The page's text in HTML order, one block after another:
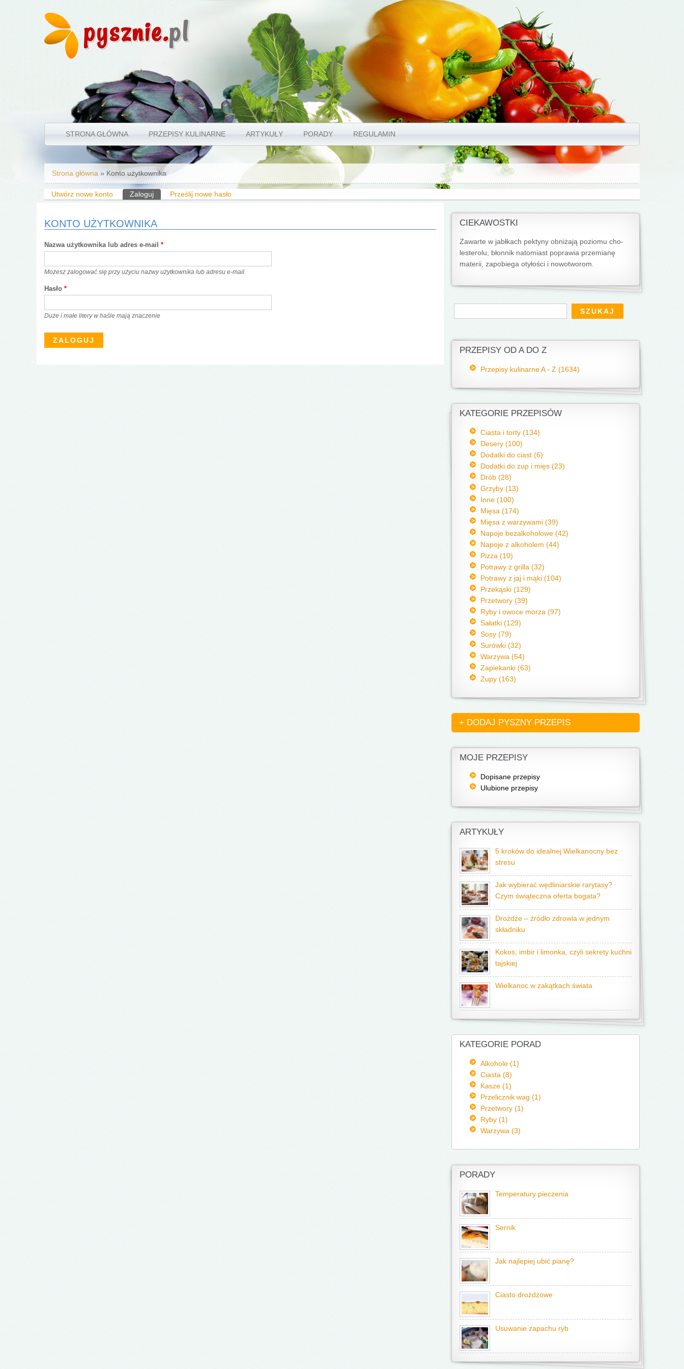
pysznie.pl
STRONA GŁÓWNA PRZEPISY KULINARNE ARTYKUŁY PORADY REGULAMIN
Jesteś tutaj
Strona główna » Konto użytkownika
Karty podstawowe
Utwórz nowe konto Zaloguj(aktywna karta)
Prześlij nowe hasło
KONTO UŻYTKOWNIKA
Nazwa użytkownika lub adres e-mail *
Możesz zalogować się przy użyciu nazwy użytkownika lub adresu e-mail.
Hasło *
Duże i małe litery w haśle mają znaczenie
CIEKAWOSTKI
Zawarte w jabłkach pektyny obniżają poziomu cho­
lesterolu, błonnik natomiast poprawia przemianę
materii, zapobiega otyłości i nowotworom.
Formularz wyszukiwania
Szukaj
PRZEPISY OD A DO Z
Przepisy kulinarne A - Z (1634)
KATEGORIE PRZEPISÓW
Ciasta i torty (134)
Desery (100)
Dodatki do ciast (6)
Dodatki do zup i mięs (23)
Drób (28)
Grzyby (13)
Inne (100)
Mięsa (174)
Mięsa z warzywami (39)
Napoje bezalkoholowe (42)
Napoje z alkoholem (44)
Pizza (10)
Potrawy z grilla (32)
Potrawy z jaj i mąki (104)
Przekąski (129)
Przetwory (39)
Ryby i owoce morza (97)
Sałatki (129)
Sosy (79)
Surówki (32)
Warzywa (54)
Zapiekanki (63)
Zupy (163)
+ DODAJ PYSZNY PRZEPIS
MOJE PRZEPISY
Dopisane przepisy
Ulubione przepisy
ARTYKUŁY
5 kroków do idealnej Wielkanocny bez
stresu
Jak wybierać wędliniarskie rarytasy?
Czym świąteczna oferta bogata?
Drożdże – źródło zdrowia w jednym
składniku
Kokos, imbir i limonka, czyli sekrety kuchni
tajskiej
Wielkanoc w zakątkach świata
KATEGORIE PORAD
Alkohole (1)
Ciasta (8)
Kasze (1)
Przelicznik wag (1)
Przetwory (1)
Ryby (1)
Warzywa (3)
PORADY
Temperatury pieczenia
Sernik
Jak najlepiej ubić pianę?
Ciasto drożdżowe
Usuwanie zapachu ryb